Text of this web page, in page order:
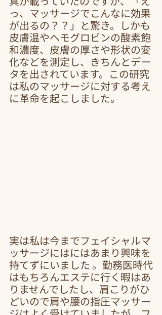
っ、マッサージでこんなに効果
が出るの？？」と驚き。しかも
皮膚温やヘモグロビンの酸素飽
和濃度、皮膚の厚さや形状の変
化などを測定し、きちんとデー
タを出されています。この研究
は私のマッサージに対する考え
に革命を起こしました。
実は私は今までフェイシャルマ
ッサージにはにはあまり興味を
持てずにいました 。勤務医時代
はもちろんエステに行く暇はあ
りませんでしたし、肩こりがひ
どいので肩や腰の指圧マッサー